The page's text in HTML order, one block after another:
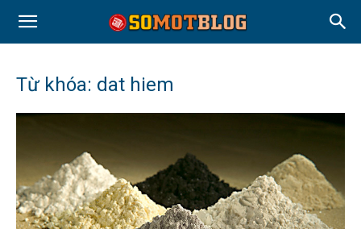
Từ khóa: dat hiem